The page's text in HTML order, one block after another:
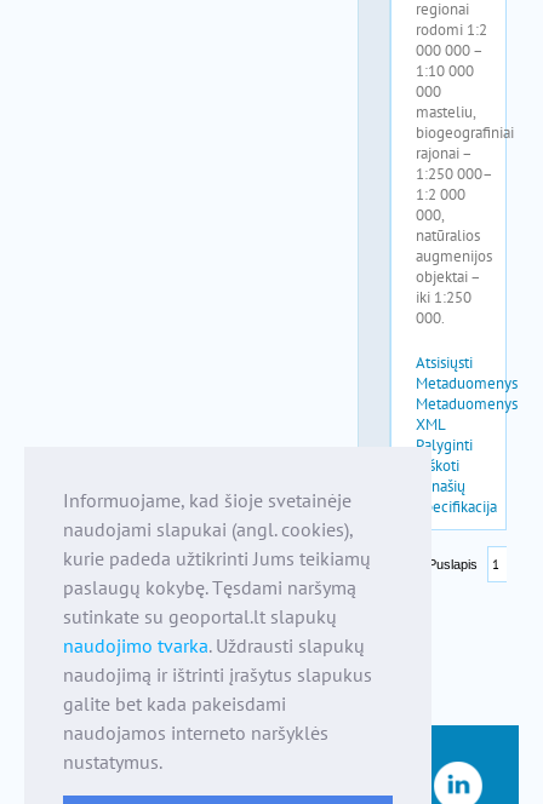
Informuojame, kad šioje svetainėje
naudojami slapukai (angl. cookies),
kurie padeda užtikrinti Jums teikiamų
paslaugų kokybę. Tęsdami naršymą
sutinkate su geoportal.lt slapukų
naudojimo tvarka. Uždrausti slapukų
naudojimą ir ištrinti įrašytus slapukus
galite bet kada pakeisdami
naudojamos interneto naršyklės
nustatymus.